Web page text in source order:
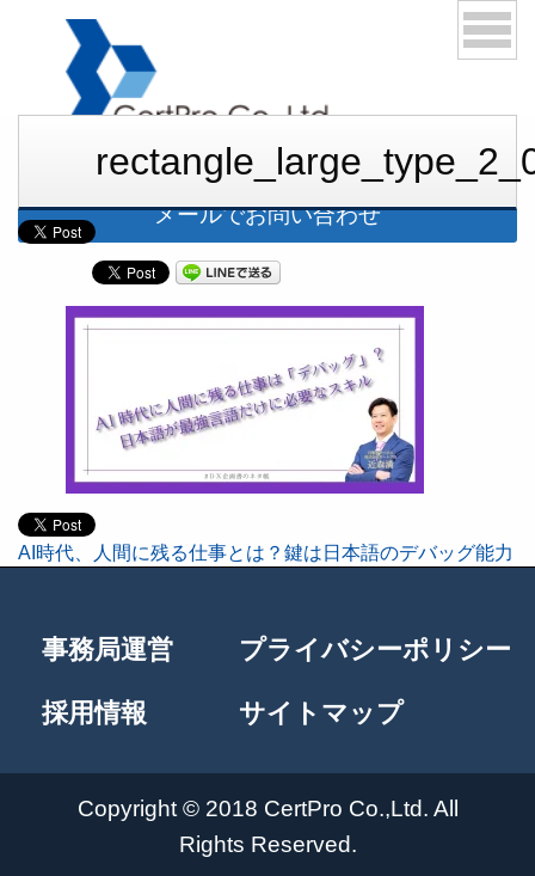
03-6276-1168
メールでお問い合わせ
投
稿
ナ
ビ
AI時代、人間に残る仕事とは？鍵は日本語のデバッグ能力
事務局運営
採用情報
プライバシーポリシー
サイトマップ
Copyright © 2018 CertPro Co.,Ltd. All
Rights Reserved.